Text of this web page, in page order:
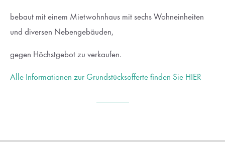
sociis natoque penatibus et magnis dis parturient montes,
nascetur ridiculus mus. Donec quam felis, ultricies nec.
bebaut mit einem Mietwohnhaus mit sechs Wohneinheiten
und diversen Nebengebäuden,
gegen Höchstgebot zu verkaufen.
Alle Informationen zur Grundstücksofferte finden Sie HIER